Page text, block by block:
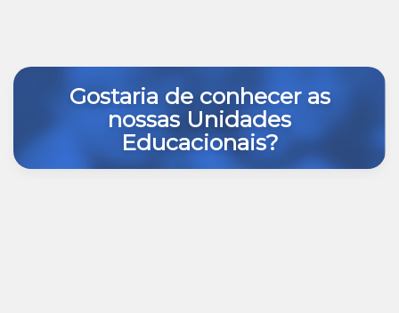
Gostaria de conhecer as
nossas Unidades
Educacionais?